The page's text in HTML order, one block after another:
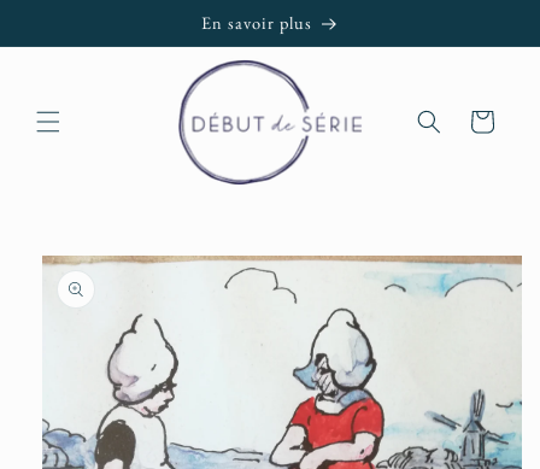
En savoir plus
Panier
Passer aux
informations
produits